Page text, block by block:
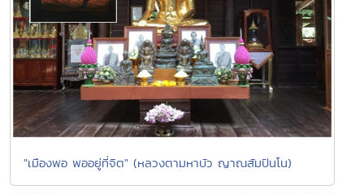
"เมืองพอ พออยู่ที่จิต" (หลวงตามหาบัว ญาณสัมปันโน)